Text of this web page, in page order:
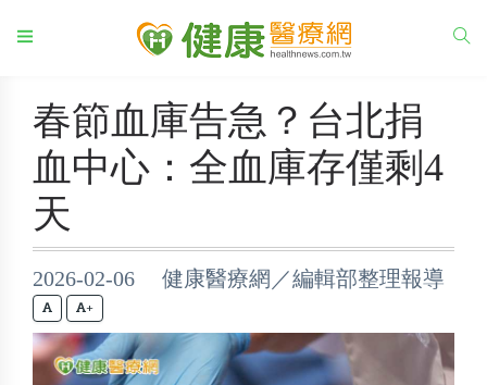
春節血庫告急？台北捐
血中心：全血庫存僅剩4
天
2026-02-06 健康醫療網／編輯部整理報導
+